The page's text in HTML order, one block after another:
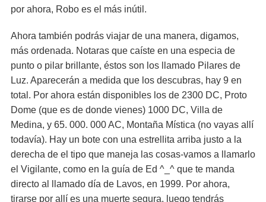
por ahora, Robo es el más inútil.
Ahora también podrás viajar de una manera, digamos,
más ordenada. Notaras que caíste en una especia de
punto o pilar brillante, éstos son los llamado Pilares de
Luz. Aparecerán a medida que los descubras, hay 9 en
total. Por ahora están disponibles los de 2300 DC, Proto
Dome (que es de donde vienes) 1000 DC, Villa de
Medina, y 65. 000. 000 AC, Montaña Mística (no vayas allí
todavía). Hay un bote con una estrellita arriba justo a la
derecha de el tipo que maneja las cosas-vamos a llamarlo
el Vigilante, como en la guía de Ed ^_^ que te manda
directo al llamado día de Lavos, en 1999. Por ahora,
tirarse por allí es una muerte segura, luego tendrás